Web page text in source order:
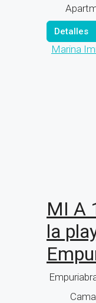
Detalles
Marina
MI A
la